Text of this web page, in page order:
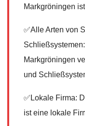
Markgröningen
✅Alle Arten von
Markgröningen
und
✅Lokale Firma:
ist eine lokale